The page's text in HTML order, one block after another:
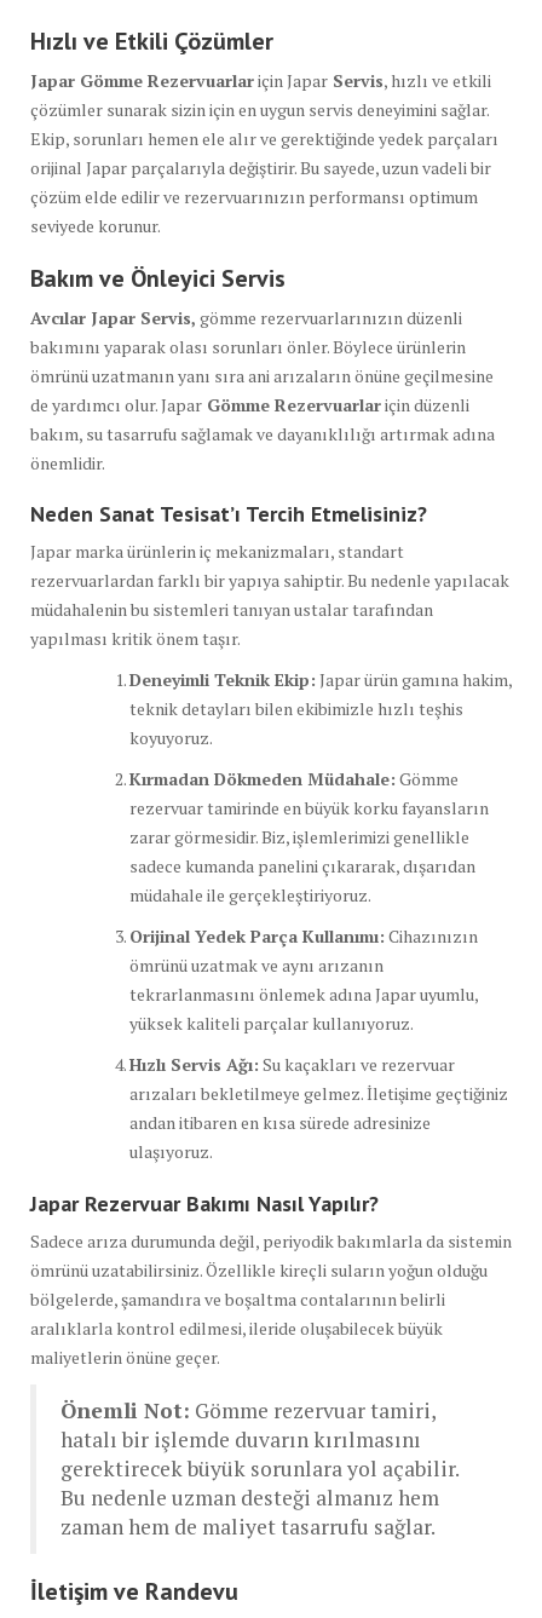
Hızlı ve Etkili Çözümler
Japar Gömme Rezervuarlariçin Japar Servis, hızlı ve etkili
çözümler sunarak sizin için en uygun servis deneyimini sağlar.
Ekip, sorunları hemen ele alır ve gerektiğinde yedek parçaları
orijinal Japar parçalarıyla değiştirir. Bu sayede, uzun vadeli bir
çözüm elde edilir ve rezervuarınızın performansı optimum
seviyede korunur.
Bakım ve Önleyici Servis
Avcılar Japar Servis, gömme rezervuarlarınızın düzenli
bakımını yaparak olası sorunları önler. Böylece ürünlerin
ömrünü uzatmanın yanı sıra ani arızaların önüne geçilmesine
de yardımcı olur. Japar Gömme Rezervuarlariçin düzenli
bakım, su tasarrufu sağlamak ve dayanıklılığı artırmak adına
önemlidir.
Neden Sanat Tesisat’ı Tercih Etmelisiniz?
Japar marka ürünlerin iç mekanizmaları, standart
rezervuarlardan farklı bir yapıya sahiptir. Bu nedenle yapılacak
müdahalenin bu sistemleri tanıyan ustalar tarafından
yapılması kritik önem taşır.
Deneyimli Teknik Ekip: Japar ürün gamına hakim,
teknik detayları bilen ekibimizle hızlı teşhis
koyuyoruz.
Kırmadan Dökmeden Müdahale: Gömme
rezervuar tamirinde en büyük korku fayansların
zarar görmesidir. Biz, işlemlerimizi genellikle
sadece kumanda panelini çıkararak, dışarıdan
müdahale ile gerçekleştiriyoruz.
Orijinal Yedek Parça Kullanımı: Cihazınızın
ömrünü uzatmak ve aynı arızanın
tekrarlanmasını önlemek adına Japar uyumlu,
yüksek kaliteli parçalar kullanıyoruz.
Hızlı Servis Ağı: Su kaçakları ve rezervuar
arızaları bekletilmeye gelmez. İletişime geçtiğiniz
andan itibaren en kısa sürede adresinize
ulaşıyoruz.
Japar Rezervuar Bakımı Nasıl Yapılır?
Sadece arıza durumunda değil, periyodik bakımlarla da sistemin
ömrünü uzatabilirsiniz. Özellikle kireçli suların yoğun olduğu
bölgelerde, şamandıra ve boşaltma contalarının belirli
aralıklarla kontrol edilmesi, ileride oluşabilecek büyük
maliyetlerin önüne geçer.
Önemli Not: Gömme rezervuar tamiri,
hatalı bir işlemde duvarın kırılmasını
gerektirecek büyük sorunlara yol açabilir.
Bu nedenle uzman desteği almanız hem
zaman hem de maliyet tasarrufu sağlar.
İletişim ve Randevu